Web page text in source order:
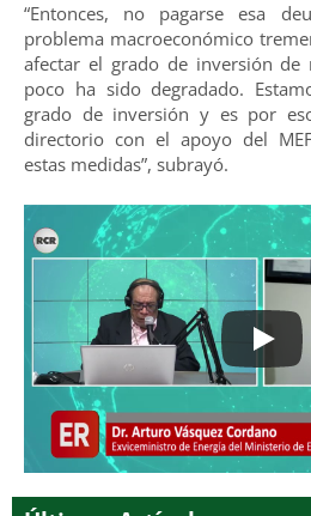
“Entonces, no pagarse esa
problema macroeconómico
afectar el grado de inversión de
poco ha sido degradado.
grado de inversión y es por
directorio con el apoyo del
estas medidas”, subrayó.